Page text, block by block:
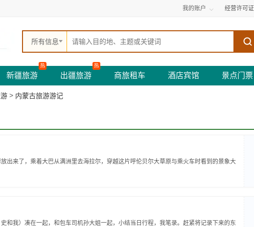
我的账户 经营许可证
所有信息
新疆旅游
热
出疆旅游
热
商旅租车 酒店宾馆 景点门票
> 内蒙古旅游游记
出来了，乘着大巴从满洲里去海拉尔，穿越这片呼伦贝尔大草原与乘火车时看到的景象大
和我）凑在一起，和包车司机孙大姐一起，小结当日行程，我笔录。赶紧将记录下来的东